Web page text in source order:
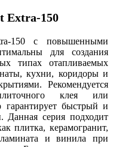
Extra-150
150 с повышенными
для создания
типах отапливаемых
кухни, коридоры и
Рекомендуется
клея или
гарантирует быстрый и
Данная серия подходит
плитка, керамогранит,
и винила при